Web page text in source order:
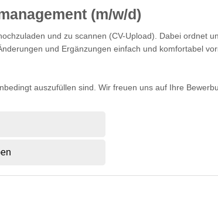
(m/w/d)
und zu scannen (CV-Upload). Dabei ordnet
und Ergänzungen einfach und komfortabel
auszufüllen sind. Wir freuen uns auf Ihre